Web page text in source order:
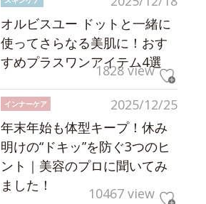
オルビスユー ドットと一緒に
使ってさらなる美肌に！おす
すめプラスワンアイテム4選
1828 view
2025/12/25
インナーケア
年末年始も体型キープ！休み
明けの“ドキッ”を防ぐ3つのヒ
ント｜美容のプロに聞いてみ
ました！
10467 view